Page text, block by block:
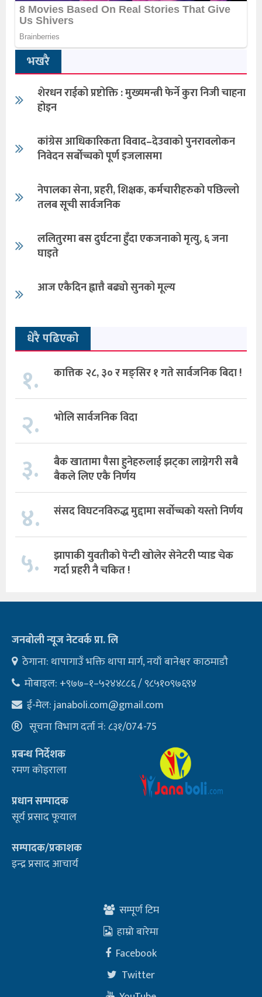
भखरै
शेरधन राईको प्रष्टोक्ति : मुख्यमन्त्री फेर्ने कुरा निजी चाहना
होइन
कांग्रेस आधिकारिकता विवाद–देउवाको पुनरावलोकन
निवेदन सर्बोच्चको पूर्ण इजलासमा
नेपालका सेना, प्रहरी, शिक्षक, कर्मचारीहरुको पछिल्लो
तलब सूची सार्वजनिक
ललितुरमा बस दुर्घटना हुँदा एकजनाको मृत्यु, ६ जना
घाइते
आज एकैदिन ह्वात्तै बढ्यो सुनको मूल्य
धेरै पढिएको
१. कात्तिक २८, ३० र मङ्सिर १ गते सार्वजनिक बिदा !
२. भोलि सार्वजनिक विदा
३.
बैक खातामा पैसा हुनेहरुलाई झट्का लाग्नेगरी सबै
बैकले लिए एकै निर्णय
४. संसद विघटनविरुद्ध मुद्दामा सर्वोच्चको यस्तो निर्णय
५.
झापाकी युवतीको पेन्टी खोलेर सेनेटरी प्याड चेक
गर्दा प्रहरी नै चकित !
जनबोली न्यूज नेटवर्क प्रा. लि
ठेगाना: थापागाउँ भक्ति थापा मार्ग, नयाँ बानेश्वर काठमाडौ
मोबाइल: +९७७–१–५२४४८८६ / ९८५१०९७६९४
ई-मेल:janaboli.com@gmail.com
सूचना विभाग दर्ता नं: ८३१/074-75
प्रबन्ध निर्देशक
रमण कोइराला
प्रधान सम्पादक
सूर्य प्रसाद फूयाल
सम्पादक/प्रकाशक
इन्द्र प्रसाद आचार्य
सम्पूर्ण टिम
हाम्रो बारेमा
Facebook
Twitter